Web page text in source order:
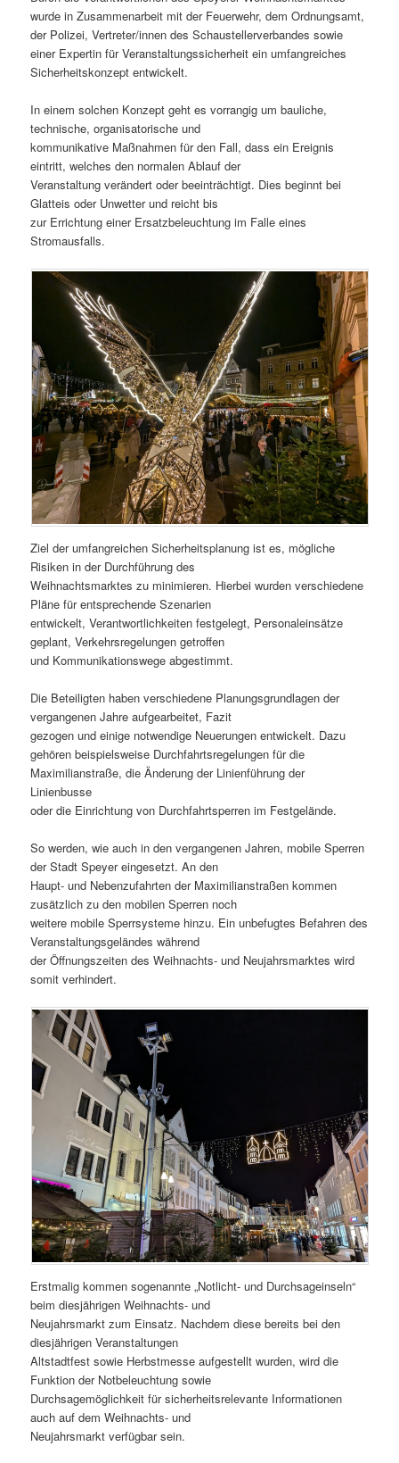
wurde in Zusammenarbeit mit der Feuerwehr, dem Ordnungsamt,
der Polizei, Vertreter/innen des Schaustellerverbandes sowie
einer Expertin für Veranstaltungssicherheit ein umfangreiches
Sicherheitskonzept entwickelt.
In einem solchen Konzept geht es vorrangig um bauliche,
technische, organisatorische und
kommunikative Maßnahmen für den Fall, dass ein Ereignis
eintritt, welches den normalen Ablauf der
Veranstaltung verändert oder beeinträchtigt. Dies beginnt bei
Glatteis oder Unwetter und reicht bis
zur Errichtung einer Ersatzbeleuchtung im Falle eines
Stromausfalls.
Ziel der umfangreichen Sicherheitsplanung ist es, mögliche
Risiken in der Durchführung des
Weihnachtsmarktes zu minimieren. Hierbei wurden verschiedene
Pläne für entsprechende Szenarien
entwickelt, Verantwortlichkeiten festgelegt, Personaleinsätze
geplant, Verkehrsregelungen getroffen
und Kommunikationswege abgestimmt.
Die Beteiligten haben verschiedene Planungsgrundlagen der
vergangenen Jahre aufgearbeitet, Fazit
gezogen und einige notwendige Neuerungen entwickelt. Dazu
gehören beispielsweise Durchfahrtsregelungen für die
Maximilianstraße, die Änderung der Linienführung der
Linienbusse
oder die Einrichtung von Durchfahrtsperren im Festgelände.
So werden, wie auch in den vergangenen Jahren, mobile Sperren
der Stadt Speyer eingesetzt. An den
Haupt- und Nebenzufahrten der Maximilianstraßen kommen
zusätzlich zu den mobilen Sperren noch
weitere mobile Sperrsysteme hinzu. Ein unbefugtes Befahren des
Veranstaltungsgeländes während
der Öffnungszeiten des Weihnachts- und Neujahrsmarktes wird
somit verhindert.
Erstmalig kommen sogenannte „Notlicht- und Durchsageinseln“
beim diesjährigen Weihnachts- und
Neujahrsmarkt zum Einsatz. Nachdem diese bereits bei den
diesjährigen Veranstaltungen
Altstadtfest sowie Herbstmesse aufgestellt wurden, wird die
Funktion der Notbeleuchtung sowie
Durchsagemöglichkeit für sicherheitsrelevante Informationen
auch auf dem Weihnachts- und
Neujahrsmarkt verfügbar sein.